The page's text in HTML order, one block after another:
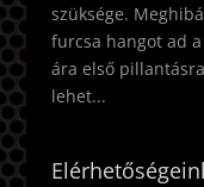
szüksége.
furcsa hangot ad
ára első
lehet...